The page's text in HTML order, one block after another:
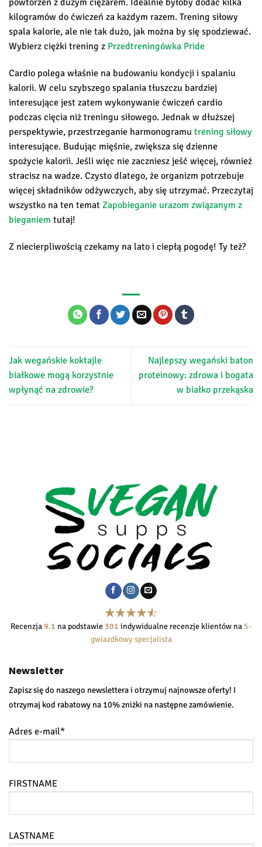
powtórzeń z dużym ciężarem. Idealnie byłoby dodać kilka
kilogramów do ćwiczeń za każdym razem. Trening siłowy
spala kalorie, ale nie tak dużo, jak można by się spodziewać.
Wybierz ciężki trening z Przedtreningówka Pride
Cardio polega właśnie na budowaniu kondycji i spalaniu
kalorii. W celu szybszego spalania tłuszczu bardziej
interesujące jest zatem wykonywanie ćwiczeń cardio
podczas cięcia niż treningu siłowego. Jednak w dłuższej
perspektywie, przestrzeganie harmonogramu trening siłowy
interesujące. Budując mięśnie, zwiększa się dzienne
spożycie kalorii. Jeśli więc nie zaczniesz jeść więcej, również
stracisz na wadze. Czysto dlatego, że organizm potrzebuje
więcej składników odżywczych, aby się utrzymać. Przeczytaj
wszystko na ten temat Zapobieganie urazom związanym z
bieganiem tutaj!
Z niecierpliwością czekamy na lato i ciepłą pogodę! Ty też?
Jak wegańskie koktajle
białkowe mogą korzystnie
wpłynąć na zdrowie?
Najlepszy wegański baton
proteinowy: zdrowa i bogata
w białko przekąska
Recenzja9.1 na podstawie 301 indywidualne recenzje klientów na 5-
gwiazdkowy specjalista
Newsletter
Zapisz się do naszego newslettera i otrzymuj najnowsze oferty! I
otrzymaj kod rabatowy na 10% zniżki na następne zamówienie.
Adres e-mail*
FIRSTNAME
LASTNAME